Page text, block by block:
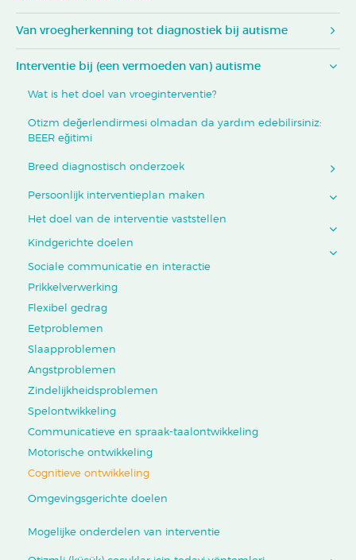
Van vroegherkenning tot diagnostiek bij autisme
Interventie bij (een vermoeden van) autisme
Wat is het doel van vroeginterventie?
Otizm değerlendirmesi olmadan da yardım edebilirsiniz:
BEER eğitimi
Breed diagnostisch onderzoek
Persoonlijk interventieplan maken
Het doel van de interventie vaststellen
Kindgerichte doelen
Sociale communicatie en interactie
Prikkelverwerking
Flexibel gedrag
Eetproblemen
Slaapproblemen
Angstproblemen
Zindelijkheidsproblemen
Spelontwikkeling
Communicatieve en spraak-taalontwikkeling
Motorische ontwikkeling
Cognitieve ontwikkeling
Omgevingsgerichte doelen
Mogelijke onderdelen van interventie